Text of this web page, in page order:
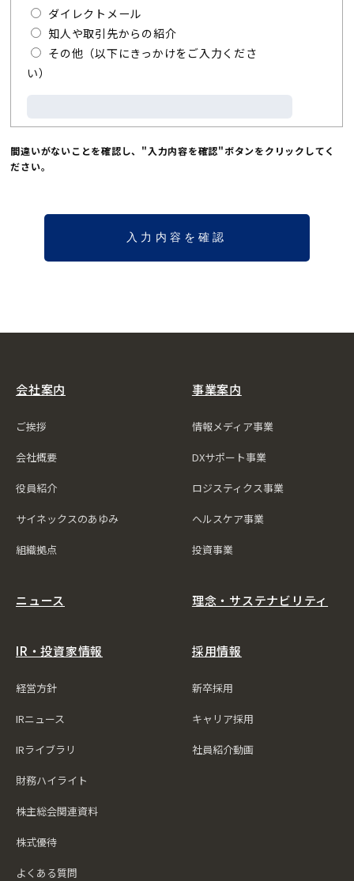
ダイレクトメール
知人や取引先からの紹介
その他（以下にきっかけをご入力くださ
い）
間違いがないことを確認し、"入力内容を確認"ボタンをクリックしてく
ださい。
会社案内
ご挨拶
会社概要
役員紹介
サイネックスのあゆみ
組織拠点
事業案内
情報メディア事業
DXサポート事業
ロジスティクス事業
ヘルスケア事業
投資事業
ニュース
IR・投資家情報
経営方針
IRニュース
IRライブラリ
財務ハイライト
株主総会関連資料
株式優待
よくある質問
理念・サステナビリティ
採用情報
新卒採用
キャリア採用
社員紹介動画